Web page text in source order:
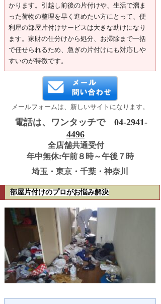
かります。引越し前後の片付けや、生活で溜ま
った荷物の整理を早く進めたい方にとって、便
利屋の部屋片付けサービスは大きな助けになり
ます。家財の仕分けから処分、お掃除まで一括
で任せられるため、急ぎの片付けにも対応しや
すいのが特徴です。
メールフォームは、新しいサイトになります。
電話は、ワンタッチで 04-2941-
4496
全店舗共通受付
年中無休:午前８時～午後７時
埼玉・東京・千葉・神奈川
部屋片付けのプロがお悩み解決